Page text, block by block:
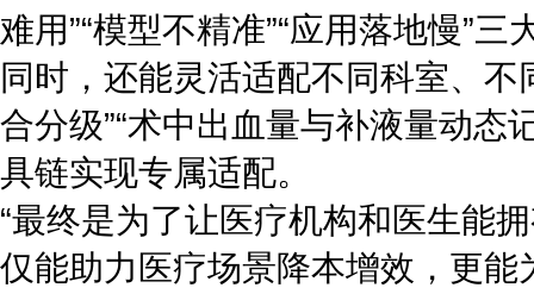
难用”“模型不精准”“应用落地慢”
同时，还能灵活适配不同科室、
合分级”“术中出血量与补液量动态
具链实现专属适配。
“最终是为了让医疗机构和医生能
仅能助力医疗场景降本增效，更能